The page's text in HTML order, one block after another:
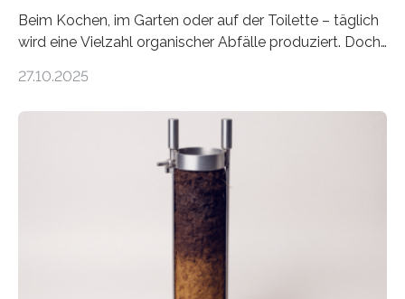
Beim Kochen, im Garten oder auf der Toilette – täglich
wird eine Vielzahl organischer Abfälle produziert. Doch
Potenzial nur dann entfalten können, wenn sie in
Veränderung der Wirtschaft wichtig ist, zeigt der vom
Deutschen Biomasseforschungszentrum und der
Stadtreinigung Leipzig konzipierte und am 24. Oktober
2025 offiziell eingeweihte Stadtrundgang „KreisLauf“. Er
ist ab sofort im Leipziger Stadtgebiet…
27.10.2025